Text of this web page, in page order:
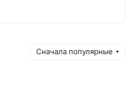
Сначала популярные